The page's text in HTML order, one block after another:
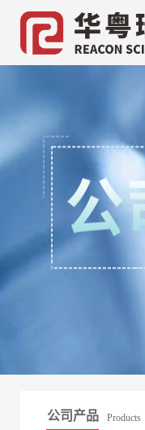
公司产品 Products